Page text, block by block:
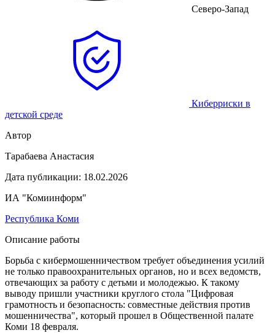
Северо-Запад
Киберриски в
детской среде
Автор
Тарабаева Анастасия
Дата публикации: 18.02.2026
ИА "Комиинформ"
Республика Коми
Описание работы
Борьба с кибермошенничеством требует объединения усилий
не только правоохранительных органов, но и всех ведомств,
отвечающих за работу с детьми и молодежью. К такому
выводу пришли участники круглого стола "Цифровая
грамотность и безопасность: совместные действия против
мошенничества", который прошел в Общественной палате
Коми 18 февраля.